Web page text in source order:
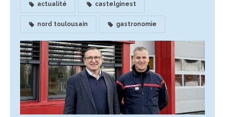
actualité castelginest
nord toulousain gastronomie